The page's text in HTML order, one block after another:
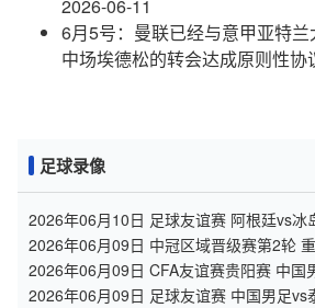
2026-06-11
6月5号：曼联已经与意甲亚特
中场埃德松的转会达成原则性协
足球录像
2026年06月10日 足球友谊赛 阿根廷vs冰
2026年06月09日 中冠区域晋级赛第2轮
全场录像
2026年06月09日 CFA友谊赛贵阳赛 中国
U23 全场录像
2026年06月09日 足球友谊赛 中国男足vs